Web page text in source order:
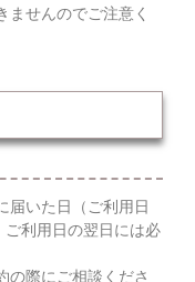
せんのでご注意く
届いた日（ご利用日
利用日の翌日には必
の際にご相談くださ